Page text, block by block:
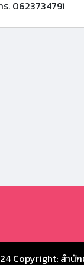
. 0623734791
Copyright: สำนั